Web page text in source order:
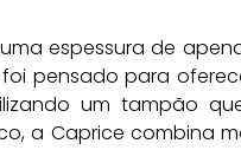
espessura de
pensado para
um tampão
a Caprice combina